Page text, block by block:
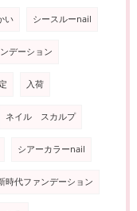
い シースルーnail
デーション
入荷
ネイル スカルプ
シアーカラーnail
時代ファンデーション